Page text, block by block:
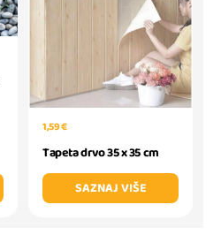
1,59 €
Tapeta drvo 35 x 35 cm
SAZNAJ VIŠE